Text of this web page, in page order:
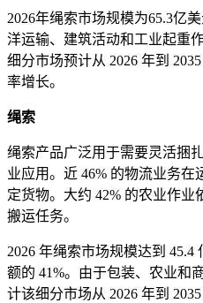
2026年绳索市场规模为65.3亿
洋运输、建筑活动和工业起重
细分市场预计从 2026 年到
率增长。
绳索
绳索产品广泛用于需要灵活捆
业应用。近 46% 的物流业务在
定货物。大约 42% 的农业作
搬运任务。
2026 年绳索市场规模达到
额的 41%。由于包装、农业和
计该细分市场从 2026 年到